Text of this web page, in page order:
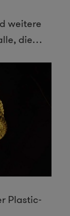
weitere
die…
Plastic-